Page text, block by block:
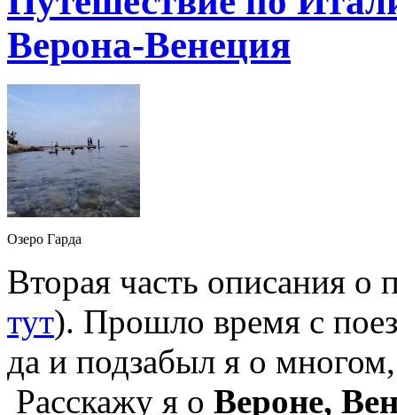
Верона-Венеция
Озеро Гарда
Вторая часть описания о
тут). Прошло время с
да и подзабыл я о
Расскажу я о Вероне,